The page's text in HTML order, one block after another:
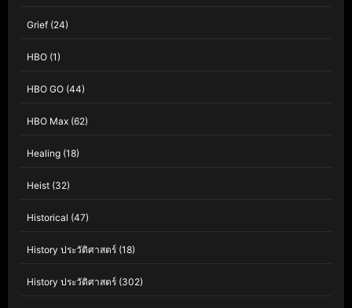
Grief (24)
HBO (1)
HBO GO (44)
HBO Max (62)
Healing (18)
Heist (32)
Historical (47)
History ประวัติศาสตร์ (18)
History ประวัติศาสตร์ (302)